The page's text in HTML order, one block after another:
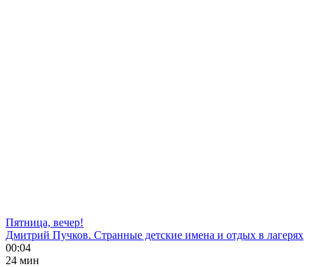
Пятница, вечер!
Дмитрий Пучков. Странные детские имена и отдых в лагерях
00:04
24 мин